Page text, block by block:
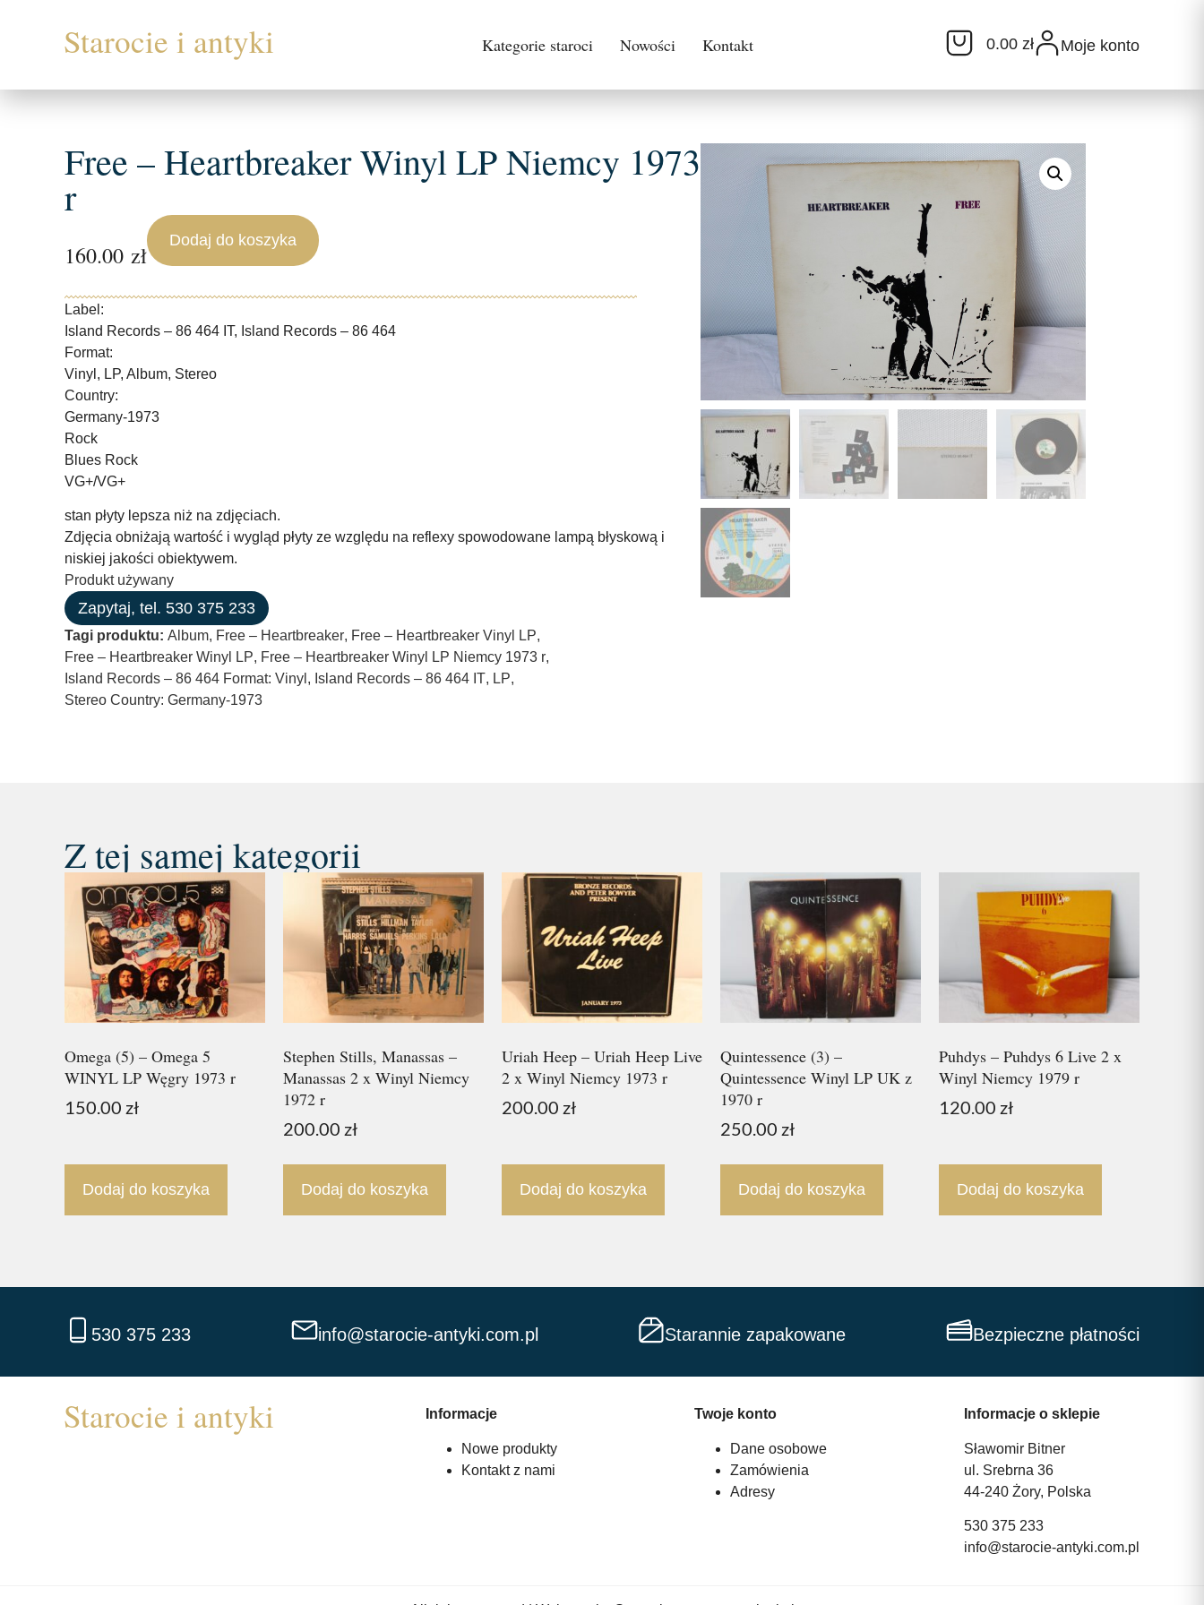
Kategorie staroci Nowości Kontakt 0.00 zł Moje konto
Free – Heartbreaker Winyl LP Niemcy 1973
r
160.00 zł
Dodaj do koszyka
Label:
Island Records – 86 464 IT, Island Records – 86 464
Format:
Vinyl, LP, Album, Stereo
Country:
Germany-1973
Rock
Blues Rock
VG+/VG+
stan płyty lepsza niż na zdjęciach.
Zdjęcia obniżają wartość i wygląd płyty ze względu na reflexy spowodowane lampą błyskową i
niskiej jakości obiektywem.
Produkt używany
Zapytaj, tel. 530 375 233
Tagi produktu: Album, Free – Heartbreaker, Free – Heartbreaker Vinyl LP,
Free – Heartbreaker Winyl LP, Free – Heartbreaker Winyl LP Niemcy 1973 r,
Island Records – 86 464 Format: Vinyl , Island Records – 86 464 IT, LP,
Stereo Country: Germany-1973
Z tej samej kategorii
Omega (5) – Omega 5
WINYL LP Węgry 1973 r
150.00 zł
Dodaj do koszyka
Stephen Stills, Manassas –
Manassas 2 x Winyl Niemcy
1972 r
200.00 zł
Dodaj do koszyka
Uriah Heep – Uriah Heep Live
2 x Winyl Niemcy 1973 r
200.00 zł
Dodaj do koszyka
Quintessence (3) –
Quintessence Winyl LP UK z
1970 r
250.00 zł
Dodaj do koszyka
Puhdys – Puhdys 6 Live 2 x
Winyl Niemcy 1979 r
120.00 zł
Dodaj do koszyka
530 375 233 info@starocie-antyki.com.pl Starannie zapakowane Bezpieczne płatności
Informacje
Nowe produkty
Kontakt z nami
Twoje konto
Dane osobowe
Zamówienia
Adresy
Informacje o sklepie
Sławomir Bitner
ul. Srebrna 36
44-240 Żory, Polska
530 375 233
info@starocie-antyki.com.pl